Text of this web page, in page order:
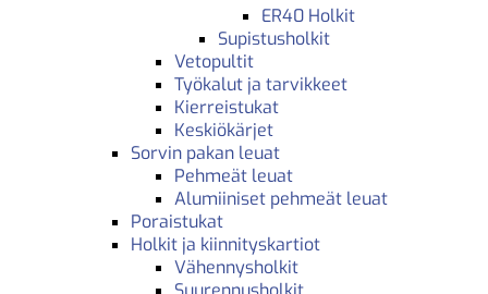
ER40 Holkit
Supistusholkit
Vetopultit
Työkalut ja tarvikkeet
Kierreistukat
Keskiökärjet
Sorvin pakan leuat
Pehmeät leuat
Alumiiniset pehmeät leuat
Poraistukat
Holkit ja kiinnityskartiot
Vähennysholkit